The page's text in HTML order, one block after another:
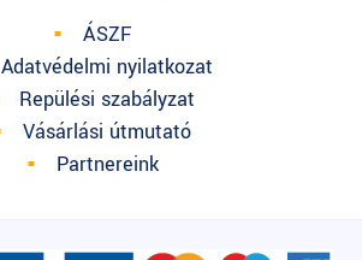
ÁSZF
Adatvédelmi nyilatkozat
Repülési szabályzat
Vásárlási útmutató
Partnereink